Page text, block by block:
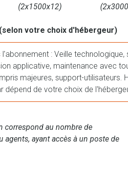
(2x1500x12)
votre choix d'hébergeur)
: Veille technologique,
applicative, maintenance avec
majeures, support-utilisateurs.
dépend de votre choix de
correspond au nombre de
agents, ayant accès à un poste de